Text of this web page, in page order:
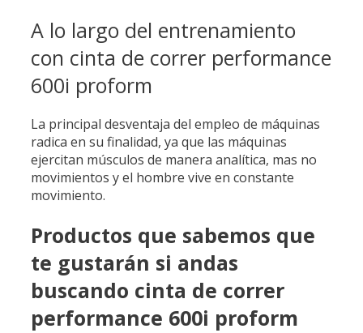
A lo largo del entrenamiento
con cinta de correr performance
600i proform
La principal desventaja del empleo de máquinas
radica en su finalidad, ya que las máquinas
ejercitan músculos de manera analítica, mas no
movimientos y el hombre vive en constante
movimiento.
Productos que sabemos que
te gustarán si andas
buscando cinta de correr
performance 600i proform